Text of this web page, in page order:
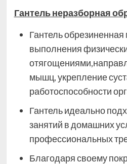
Гантель неразборная
Гантель
выполнения
мышц, укрепление
работоспособности
Гантель идеально
занятий в домашних
профессиональных
Благодаря своему